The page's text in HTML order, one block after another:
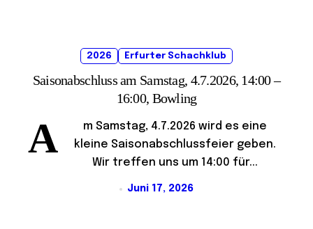
2026 Erfurter Schachklub
Saisonabschluss am Samstag, 4.7.2026, 14:00 –
16:00, Bowling
A
m Samstag, 4.7.2026 wird es eine
kleine Saisonabschlussfeier geben.
Wir treffen uns um 14:00 für...
Juni 17, 2026